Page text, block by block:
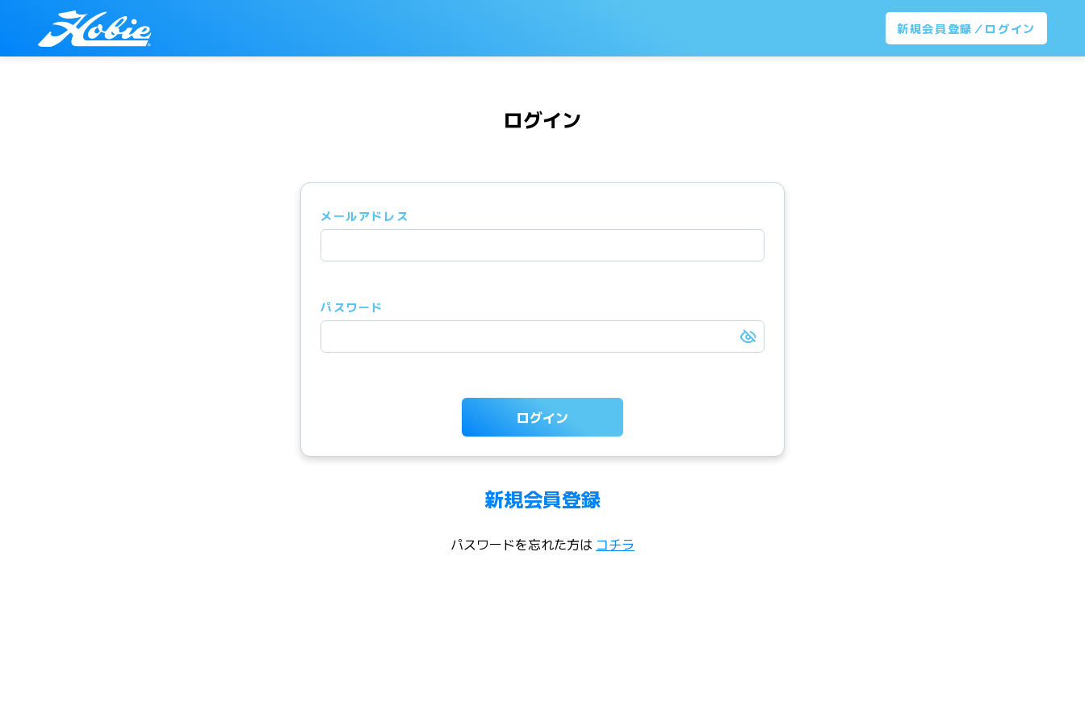
新規会員登録／ログイン
ログイン
メールアドレス
パスワード
ログイン
新規会員登録
パスワードを忘れた方は コチラ